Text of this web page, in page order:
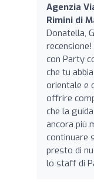
Agenzia
Rimini di
Donatella,
con Party
che tu
orientale e
offrire
che la
ancora più
continuare
presto di
lo staff di